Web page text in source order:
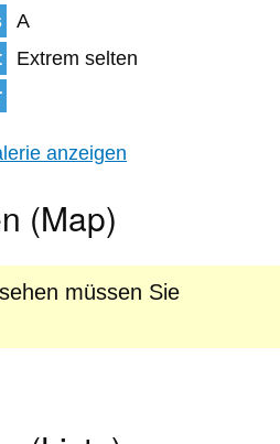
A
Extrem selten
anzeigen
(Map)
müssen Sie